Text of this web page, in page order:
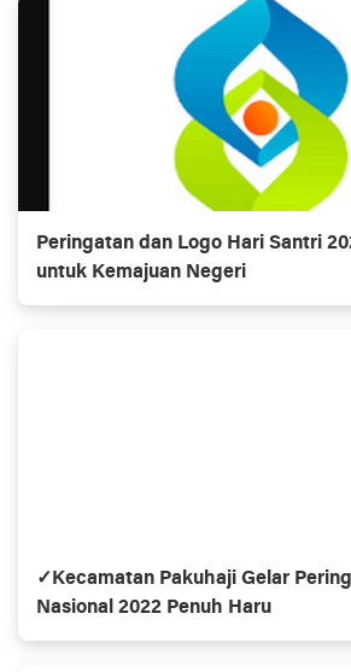
Peringatan dan Logo Hari Santri 2023: Jihad
untuk Kemajuan Negeri
✓Kecamatan Pakuhaji Gelar
Nasional 2022 Penuh Haru